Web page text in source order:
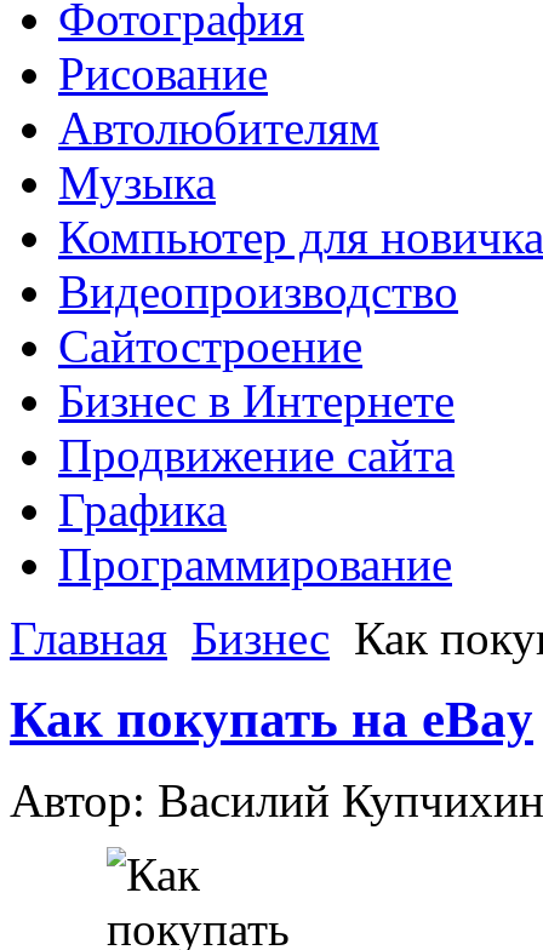
Фотография
Рисование
Автолюбителям
Музыка
Компьютер для новичка
Видеопроизводство
Сайтостроение
Бизнес в Интернете
Продвижение сайта
Графика
Программирование
Главная Бизнес Как
Как покупать на eBay
Автор: Василий Купчихин